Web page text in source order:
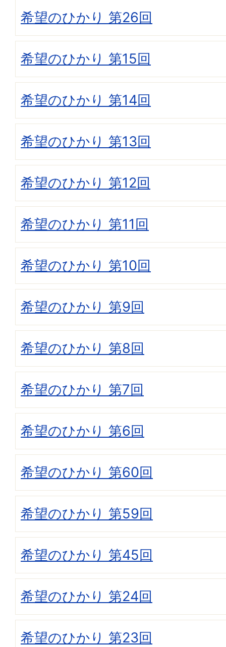
希望のひかり 第26回
希望のひかり 第15回
希望のひかり 第14回
希望のひかり 第13回
希望のひかり 第12回
希望のひかり 第11回
希望のひかり 第10回
希望のひかり 第9回
希望のひかり 第8回
希望のひかり 第7回
希望のひかり 第6回
希望のひかり 第60回
希望のひかり 第59回
希望のひかり 第45回
希望のひかり 第24回
希望のひかり 第23回